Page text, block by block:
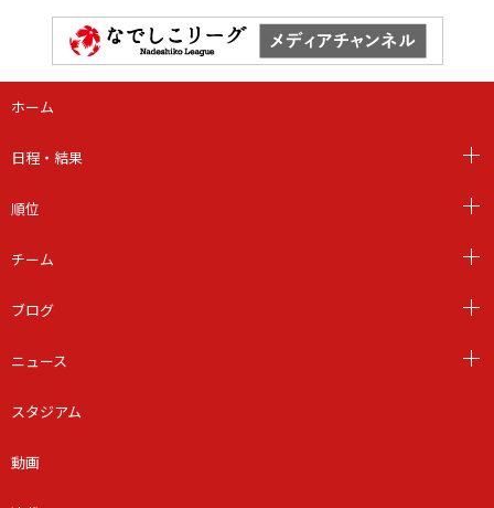
ホーム
日程・結果
順位
チーム
ブログ
ニュース
スタジアム
動画